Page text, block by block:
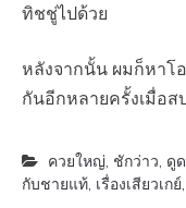
ทิชชู่ไปด้วย
หลังจากนั้น ผมก็หาโอ
กันอีกหลายครั้งเมื่อส
ควยใหญ่, ชักว่าว, ดู
กับชายแท้, เรื่องเสียวเกย์,